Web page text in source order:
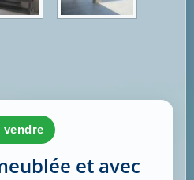
à vendre
et avec